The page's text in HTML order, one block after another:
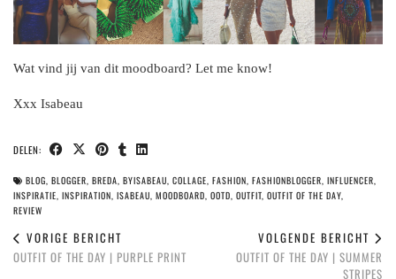
Wat vind jij van dit moodboard? Let me know!
Xxx Isabeau
DELEN:
BLOG BLOGGER BREDA BYISABEAU COLLAGE FASHION FASHIONBLOGGER INFLUENCER
INSPIRATIE INSPIRATION ISABEAU MOODBOARD OOTD OUTFIT OUTFIT OF THE DAY
REVIEW
VORIGE BERICHT
OUTFIT OF THE DAY | PURPLE PRINT
VOLGENDE BERICHT
OUTFIT OF THE DAY | SUMMER
STRIPES